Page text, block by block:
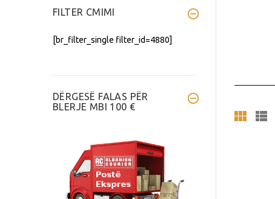
FILTER CMIMI
[br_filter_single filter_id=4880]
DËRGESË FALAS PËR
BLERJE MBI 100 €